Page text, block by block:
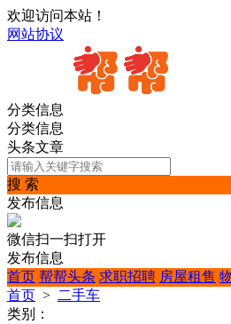
欢迎访问本站！
网站协议
分类信息
分类信息
头条文章
搜 索
发布信息
微信扫一扫打开
发布信息
首页 帮帮头条 求职招聘 房屋租售
首页 > 二手车
类别：